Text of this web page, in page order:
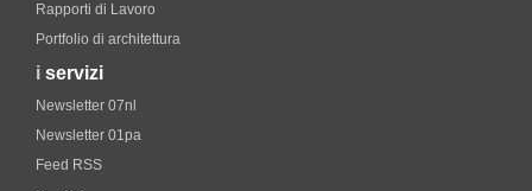
Rapporti di Lavoro
Portfolio di architettura
i servizi
Newsletter 07nl
Newsletter 01pa
Feed RSS